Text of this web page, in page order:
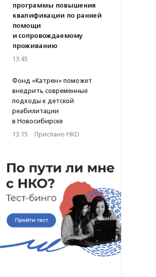
программы повышения
квалификации по ранней
помощи
и сопровождаемому
проживанию
13:45
Фонд «Катрен» поможет
внедрить современные
подходы к детской
реабилитации
в Новосибирске
13:15 · Прислано НКО